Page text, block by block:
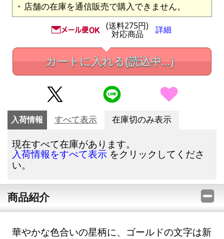
店舗の在庫を通信販売で購入できません。
(送料275円)
対応商品 詳細
カートに入れる(読込中...)
入荷情報 すべて表示 在庫切のみ表示
現在すべて在庫があります。
入荷情報をすべて表示 をクリックしてくださ
い。
商品紹介
華やかな色合いの星柄に、ゴールドの文字は新